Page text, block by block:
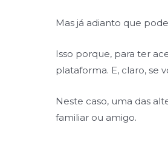
Mas já adianto que
Isso porque, para ter
plataforma. E, claro, se
Neste caso, uma das
familiar ou amigo.